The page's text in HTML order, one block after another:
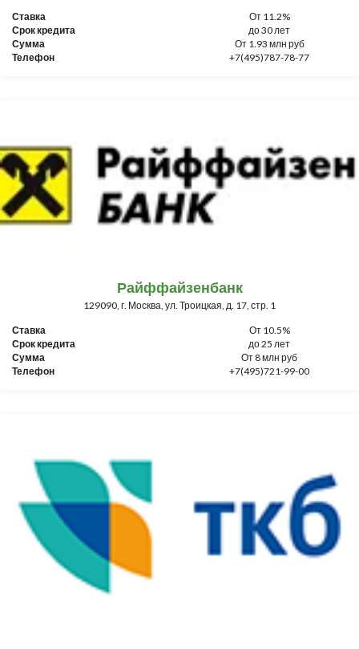
Ставка
От 11.2%
Срок кредита
до 30 лет
Сумма
От 1.93 млн руб
Телефон
+7(495)787-78-77
Райффайзенбанк
129090, г. Москва, ул. Троицкая, д. 17, стр. 1
Ставка
От 10.5%
Срок кредита
до 25 лет
Сумма
От 8 млн руб
Телефон
+7(495)721-99-00